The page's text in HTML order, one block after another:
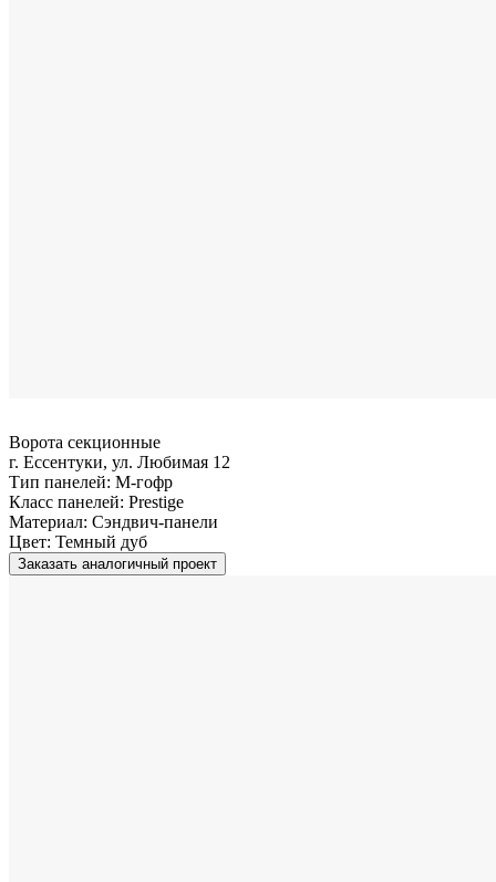
Ворота секционные
г. Ессентуки, ул. Любимая 12
Тип панелей: M-гофр
Класс панелей: Prestige
Материал: Сэндвич-панели
Цвет: Темный дуб
Заказать аналогичный проект